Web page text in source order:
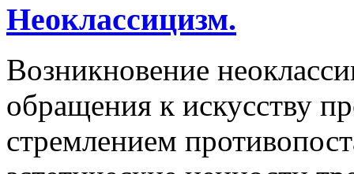
Неоклассицизм.
Возникновение
обращения к искусству
стремлением